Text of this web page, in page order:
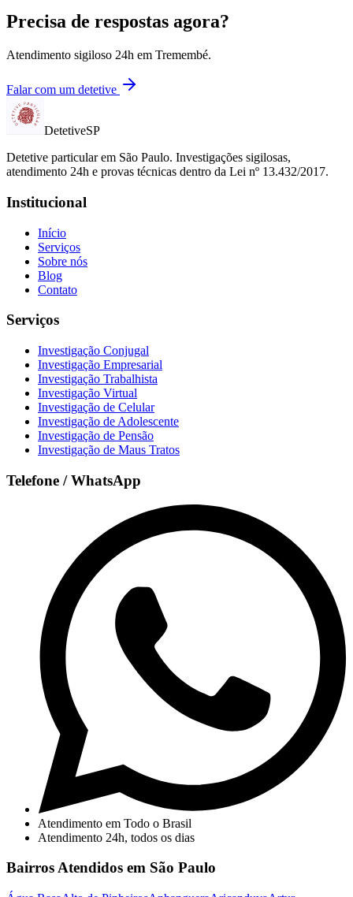
Precisa de respostas agora?
Atendimento sigiloso 24h em Tremembé.
Falar com um detetive
DetetiveSP
Detetive particular em São Paulo. Investigações sigilosas,
atendimento 24h e provas técnicas dentro da Lei nº 13.432/2017.
Institucional
Início
Serviços
Sobre nós
Blog
Contato
Serviços
Investigação Conjugal
Investigação Empresarial
Investigação Trabalhista
Investigação Virtual
Investigação de Celular
Investigação de Adolescente
Investigação de Pensão
Investigação de Maus Tratos
Telefone / WhatsApp
Atendimento em Todo o Brasil
Atendimento 24h, todos os dias
Bairros Atendidos em São Paulo